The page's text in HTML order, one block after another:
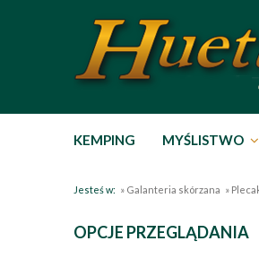
KEMPING MYŚLISTWO
Jesteś w: » Galanteria skórzana »
OPCJE PRZEGLĄDANIA